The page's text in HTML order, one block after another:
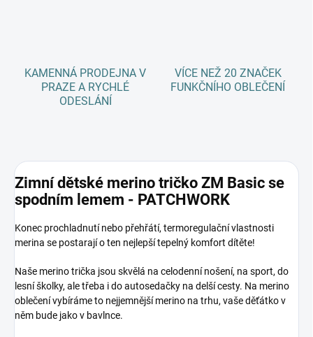
KAMENNÁ PRODEJNA V
PRAZE A RYCHLÉ
ODESLÁNÍ
VÍCE NEŽ 20 ZNAČEK
FUNKČNÍHO OBLEČENÍ
Zimní dětské merino tričko ZM Basic se
spodním lemem - PATCHWORK
Konec prochladnutí nebo přehřátí, termoregulační vlastnosti
merina se postarají o ten nejlepší tepelný komfort dítěte!
Naše merino trička jsou skvělá na celodenní nošení, na sport, do
lesní školky, ale třeba i do autosedačky na delší cesty. Na merino
oblečení vybíráme to nejjemnější merino na trhu, vaše děťátko v
něm bude jako v bavlnce.